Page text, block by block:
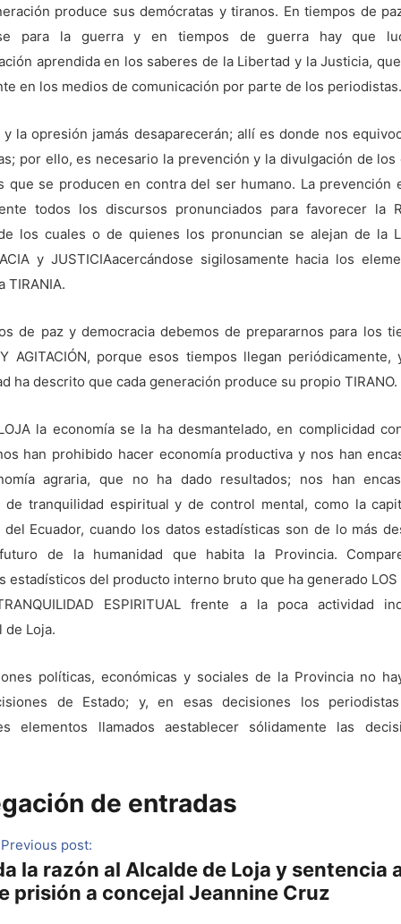
produce sus demócratas y tiranos. En tiempos de
para la guerra y en tiempos de guerra hay que
aprendida en los saberes de la Libertad y la Justicia,
en los medios de comunicación por parte de los periodistas.
y la opresión jamás desaparecerán; allí es donde nos
por ello, es necesario la prevención y la divulgación de
que se producen en contra del ser humano. La prevención
todos los discursos pronunciados para favorecer la
los cuales o de quienes los pronuncian se alejan de la
y JUSTICIAacercándose sigilosamente hacia los
TIRANIA.
de paz y democracia debemos de prepararnos para los
AGITACIÓN, porque esos tiempos llegan periódicamente,
ha descrito que cada generación produce su propio TIRANO.
la economía se la ha desmantelado, en complicidad
han prohibido hacer economía productiva y nos han
agraria, que no ha dado resultados; nos han
de tranquilidad espiritual y de control mental, como la
del Ecuador, cuando los datos estadísticas son de lo más
de la humanidad que habita la Provincia.
estadísticos del producto interno bruto que ha generado LOS
ESPIRITUAL frente a la poca actividad
de Loja.
políticas, económicas y sociales de la Provincia no
de Estado; y, en esas decisiones los
elementos llamados aestablecer sólidamente las
de entradas
Previous post:
la razón al Alcalde de Loja y sentencia
prisión a concejal Jeannine Cruz